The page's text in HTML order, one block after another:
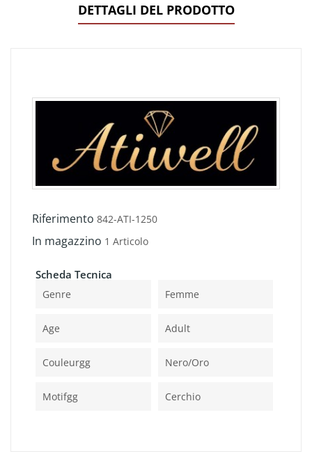
DETTAGLI DEL PRODOTTO
Riferimento 842-ATI-1250
In magazzino 1 Articolo
Scheda Tecnica
Genre Femme
Age Adult
Couleurgg Nero/oro
Motifgg Cerchio